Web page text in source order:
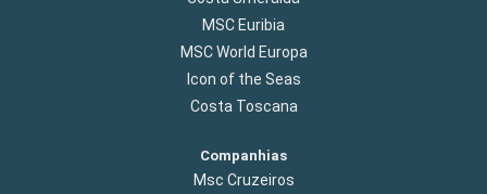
MSC Euribia
MSC World Europa
Icon of the Seas
Costa Toscana
Companhias
Msc Cruzeiros